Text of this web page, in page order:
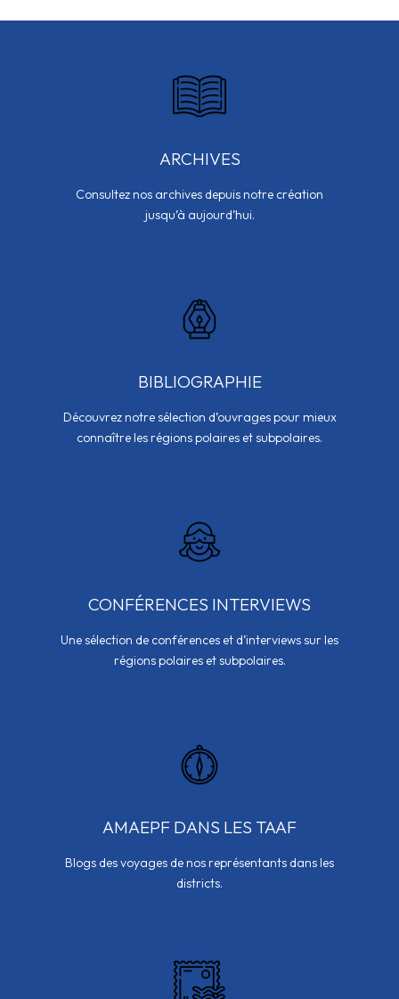
ARCHIVES
Consultez nos archives depuis notre création
jusqu’à aujourd’hui.
BIBLIOGRAPHIE
Découvrez notre sélection d’ouvrages pour mieux
connaître les régions polaires et subpolaires.
CONFÉRENCES INTERVIEWS
Une sélection de conférences et d’interviews sur les
régions polaires et subpolaires.
AMAEPF DANS LES TAAF
Blogs des voyages de nos représentants dans les
districts.